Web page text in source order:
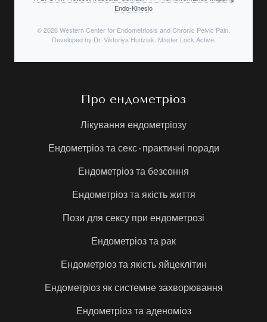
Endo-Kinesio
© 2026 Western Center for Endometriosis and Chronic Pelvic Pain.
Developed by Dr. Viktoriya Hudziak. Master Lock Active.
Про ендометріоз
Лікування ендометріозу
Ендометріоз та секс - практичні поради
Ендометріоз та безсоння
Ендометріоз та якість життя
Пози для сексу при ендометрозі
Ендометріоз та рак
Ендометріоз та якість яйцеклітин
Ендометріоз як системне захворювання
Ендометріоз та аденоміоз